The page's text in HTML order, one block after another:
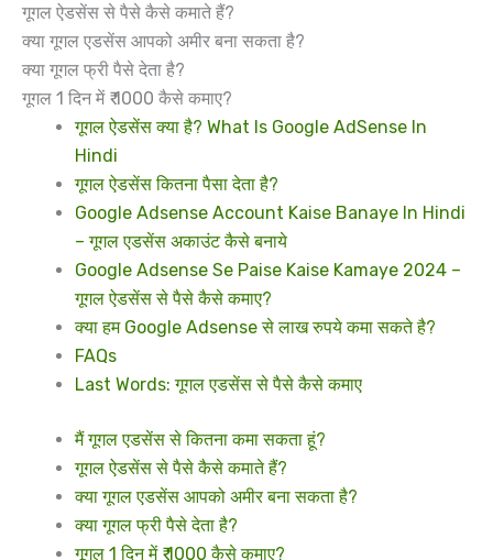
गूगल ऐडसेंस से पैसे कैसे कमाते हैं?
क्या गूगल एडसेंस आपको अमीर बना सकता है?
क्या गूगल फ्री पैसे देता है?
गूगल 1 दिन में ₹ 1000 कैसे कमाए?
गूगल ऐडसेंस क्या है? What Is Google AdSense In
Hindi
गूगल ऐडसेंस कितना पैसा देता है?
Google Adsense Account Kaise Banaye In Hindi
– गूगल एडसेंस अकाउंट कैसे बनाये
Google Adsense Se Paise Kaise Kamaye 2024 –
गूगल ऐडसेंस से पैसे कैसे कमाए?
क्या हम Google Adsense से लाख रुपये कमा सकते है?
FAQs
Last Words: गूगल एडसेंस से पैसे कैसे कमाए
मैं गूगल एडसेंस से कितना कमा सकता हूं?
गूगल ऐडसेंस से पैसे कैसे कमाते हैं?
क्या गूगल एडसेंस आपको अमीर बना सकता है?
क्या गूगल फ्री पैसे देता है?
गूगल 1 दिन में ₹ 1000 कैसे कमाए?